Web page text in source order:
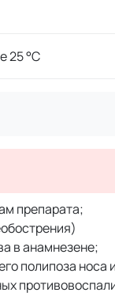
25 °C
препарата;
в анамнезене;
полипоза носа